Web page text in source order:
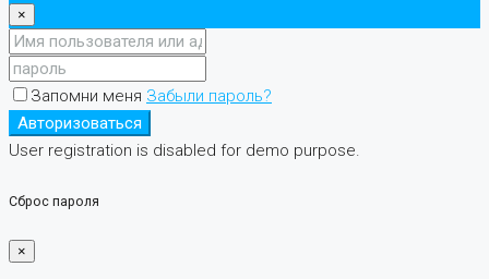
×
Запомни меня Забыли пароль?
Авторизоваться
User registration is disabled for demo purpose.
Сброс пароля
×